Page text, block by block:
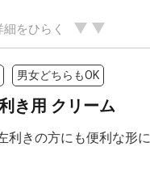
細をひらく
男女どちらもOK
き用 クリーム
きの方にも便利な形に